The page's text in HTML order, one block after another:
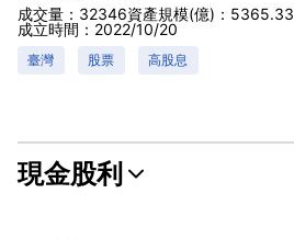
成交量：32346資產規模(億)：5365.33
成立時間：2022/10/20
臺灣 股票 高股息
現金股利